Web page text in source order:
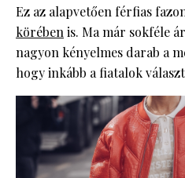
Ez az alapvetően férfias
körében is. Ma már sokféle
nagyon kényelmes darab a
hogy inkább a fiatalok